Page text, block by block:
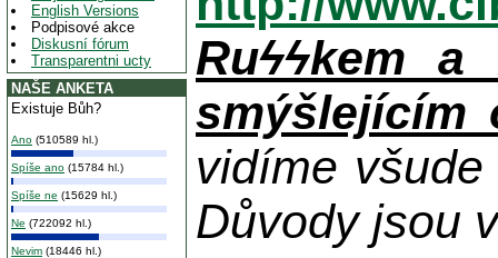
English Versions
Podpisové akce
Diskusní fórum
Transparentni ucty
NAŠE ANKETA
Existuje Bůh?
Ano (510589 hl.)
Spíše ano (15784 hl.)
Spíše ne (15629 hl.)
Ne (722092 hl.)
Nevim (18446 hl.)
Ruϟϟkem
smýšlejícím
vidíme
Důvody jsou